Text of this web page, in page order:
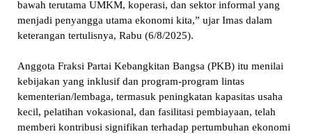
bawah terutama UMKM, koperasi, dan sektor informal yang
menjadi penyangga utama ekonomi kita,” ujar Imas dalam
keterangan tertulisnya, Rabu (6/8/2025).
Anggota Fraksi Partai Kebangkitan Bangsa (PKB) itu menilai
kebijakan yang inklusif dan program-program lintas
kementerian/lembaga, termasuk peningkatan kapasitas usaha
kecil, pelatihan vokasional, dan fasilitasi pembiayaan, telah
memberi kontribusi signifikan terhadap pertumbuhan ekonomi